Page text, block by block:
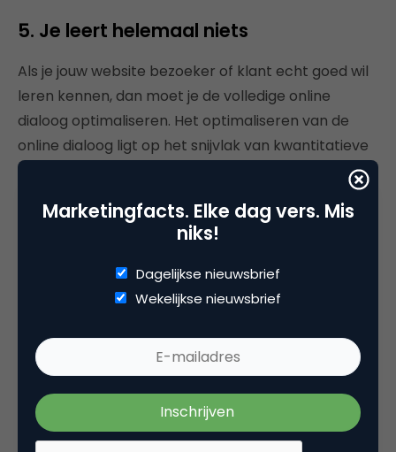
5. Je leert helemaal niets
Als je jouw website bezoeker of klant echt goed wil
leren kennen, dan moet je de volledige online
dialoog optimaliseren. Het optimaliseren van de
online dialoog ligt op het snijvlak van kwantitatieve
en kwalitatieve data, psychologie, usability en
testen. Dit is een stapsgewijs proces. Gedurende de
rit leer je steeds meer over je bezoeker en wat wel
Twee negatieve effecten als je een website
Je leert helemaal niets over je bezoeker, haar
gedrag en wensen.
Je conversie daalt zelfs of je denkt een stijging
te zien maar kan niet aantonen waar die door
Marketingfacts. Elke dag vers. Mis
niks!
Dagelijkse nieuwsbrief
Wekelijkse nieuwsbrief